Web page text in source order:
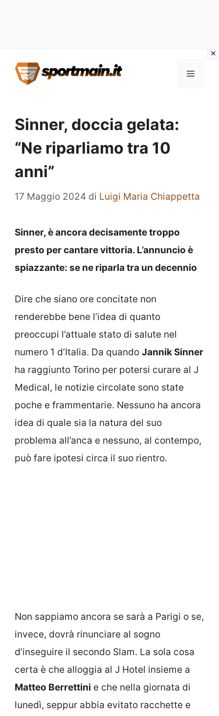
Menu
Sinner, doccia gelata:
“Ne riparliamo tra 10
anni”
17 Maggio 2024 di Luigi Maria Chiappetta
Sinner, è ancora decisamente troppo
presto per cantare vittoria. L’annuncio è
spiazzante: se ne riparla tra un decennio
Dire che siano ore concitate non
renderebbe bene l’idea di quanto
preoccupi l’attuale stato di salute nel
numero 1 d’Italia. Da quando Jannik Sinner
ha raggiunto Torino per potersi curare al J
Medical, le notizie circolate sono state
poche e frammentarie. Nessuno ha ancora
idea di quale sia la natura del suo
problema all’anca e nessuno, al contempo,
può fare ipotesi circa il suo rientro.
Non sappiamo ancora se sarà a Parigi o se,
invece, dovrà rinunciare al sogno
d’inseguire il secondo Slam. La sola cosa
certa è che alloggia al J Hotel insieme a
Matteo Berrettini e che nella giornata di
lunedì, seppur abbia evitato racchette e